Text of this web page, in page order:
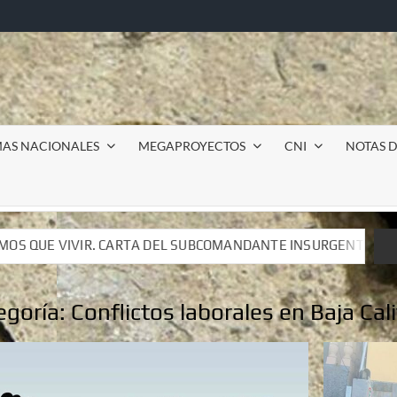
NACIONALES MEGAPROYECTOS CNI NOTAS
INSURGENTE MOISÉS A LUIS DE TAVIRA
INSURGENTE MOISÉS A LUIS DE TAVIRA
Conflictos laborales en Baja